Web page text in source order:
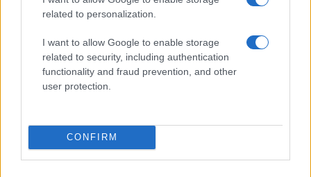
related to personalization.
I want to allow Google to enable storage
related to security, including authentication
functionality and fraud prevention, and other
user protection.
CONFIRM
Korábbi szavazások eredményei